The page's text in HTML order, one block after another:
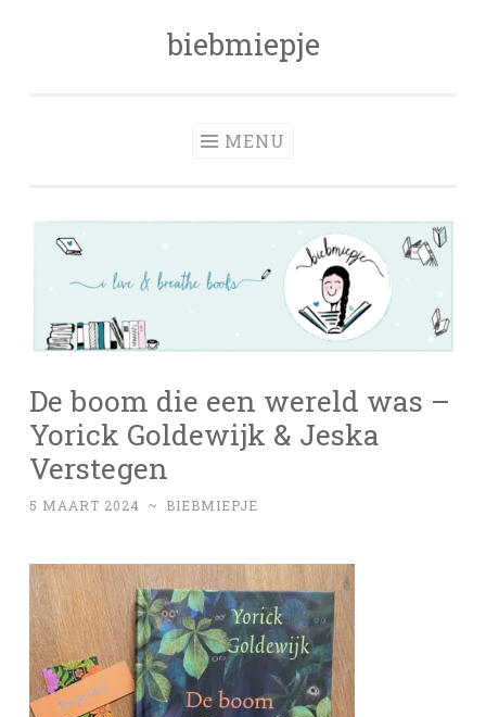
biebmiepje
MENU
De boom die een wereld was –
Yorick Goldewijk & Jeska
Verstegen
5 MAART 2024 ~ BIEBMIEPJE